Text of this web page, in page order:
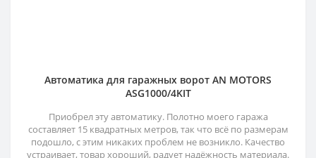
Автоматика для гаражных ворот AN MOTORS
ASG1000/4KIT
Приобрел эту автоматику. Полотно моего гаража
составляет 15 квадратных метров, так что всё по размерам
подошло, с этим никаких проблем не возникло. Качество
устраивает, товар хороший, радует надёжность материала.